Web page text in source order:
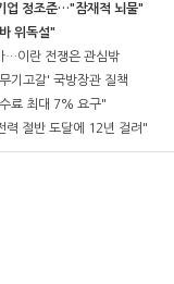
업 정조준…"잠재적 뇌물"
위독설"
…이란 전쟁은 관심밖
기고갈' 국방장관 질책
료 최대 7% 요구"
절반 도달에 12년 걸려"